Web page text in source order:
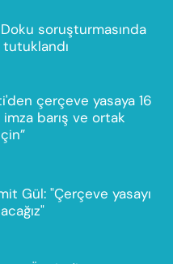
soruşturmasında
tutuklandı
çerçeve yasaya 16
imza barış ve ortak
Gül: "Çerçeve yasayı